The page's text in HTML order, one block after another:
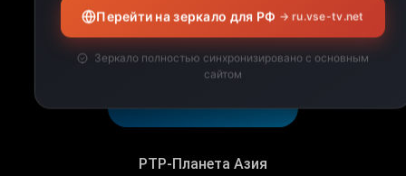
РТР-Планета Азия
Перейти на зеркало для РФ → ru.vse-tv.net
Зеркало полностью синхронизировано с основным
сайтом